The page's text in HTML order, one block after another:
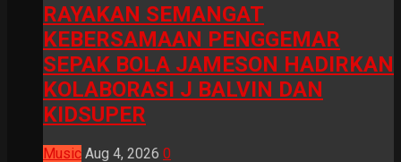
RAYAKAN SEMANGAT
KEBERSAMAAN PENGGEMAR
SEPAK BOLA JAMESON HADIRKAN
KOLABORASI J BALVIN DAN
KIDSUPER
Music Aug 4, 2026 0